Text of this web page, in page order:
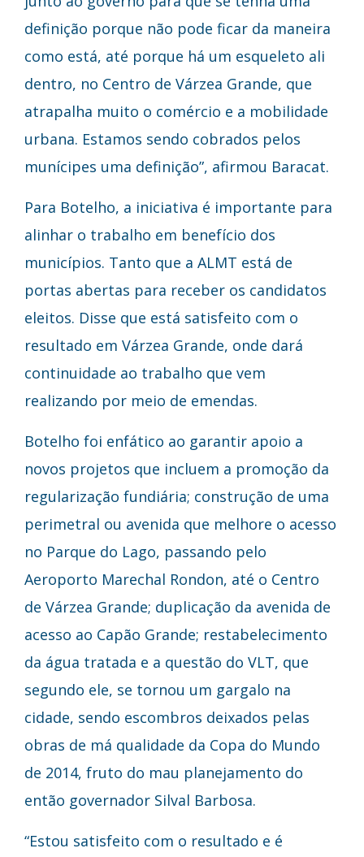
definição porque não pode ficar da maneira
como está, até porque há um esqueleto ali
dentro, no Centro de Várzea Grande, que
atrapalha muito o comércio e a mobilidade
urbana. Estamos sendo cobrados pelos
munícipes uma definição”, afirmou Baracat.
Para Botelho, a iniciativa é importante para
alinhar o trabalho em benefício dos
municípios. Tanto que a ALMT está de
portas abertas para receber os candidatos
eleitos. Disse que está satisfeito com o
resultado em Várzea Grande, onde dará
continuidade ao trabalho que vem
realizando por meio de emendas.
Botelho foi enfático ao garantir apoio a
novos projetos que incluem a promoção da
regularização fundiária; construção de uma
perimetral ou avenida que melhore o acesso
no Parque do Lago, passando pelo
Aeroporto Marechal Rondon, até o Centro
de Várzea Grande; duplicação da avenida de
acesso ao Capão Grande; restabelecimento
da água tratada e a questão do VLT, que
segundo ele, se tornou um gargalo na
cidade, sendo escombros deixados pelas
obras de má qualidade da Copa do Mundo
de 2014, fruto do mau planejamento do
então governador Silval Barbosa.
“Estou satisfeito com o resultado e é